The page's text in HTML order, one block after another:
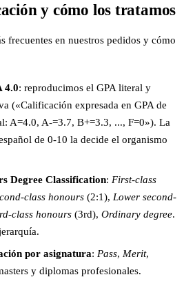
y cómo los tratamos
frecuentes en nuestros pedidos y cómo
4.0: reproducimos el GPA literal y
(«Calificación expresada en GPA de
A=4.0, A-=3.7, B+=3.3, ..., F=0»). La
de 0-10 la decide el organismo
Degree Classification: First-class
class honours(2:1), Lower second-
class honours(3rd), Ordinary degree.
por asignatura: Pass, Merit,
y diplomas profesionales.